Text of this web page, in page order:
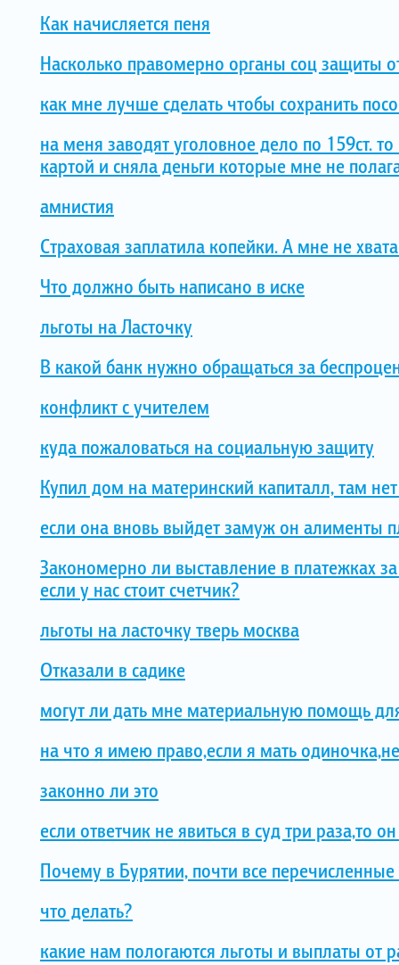
Как начисляется пеня
Насколько правомерно органы соц защиты
как мне лучше сделать чтобы сохранить
на меня заводят уголовное дело по 159ст.
картой и сняла деньги которые мне не
амнистия
Страховая заплатила копейки. А мне не
Что должно быть написано в иске
льготы на Ласточку
В какой банк нужно обращаться за
конфликт с учителем
куда пожаловаться на социальную защиту
Купил дом на материнский капиталл, там
если она вновь выйдет замуж он алименты
Закономерно ли выставление в платежках
если у нас стоит счетчик?
льготы на ласточку тверь москва
Отказали в садике
могут ли дать мне материальную помощь
на что я имею право,если я мать
законно ли это
если ответчик не явиться в суд три раза,то
Почему в Бурятии, почти все
что делать?
какие нам пологаются льготы и выплаты от